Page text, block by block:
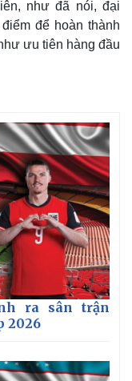
- Quốc phòng
sẽ không dễ để
như đã nói, đại
để hoàn thành
ưu tiên hàng đầu
ra sân trận